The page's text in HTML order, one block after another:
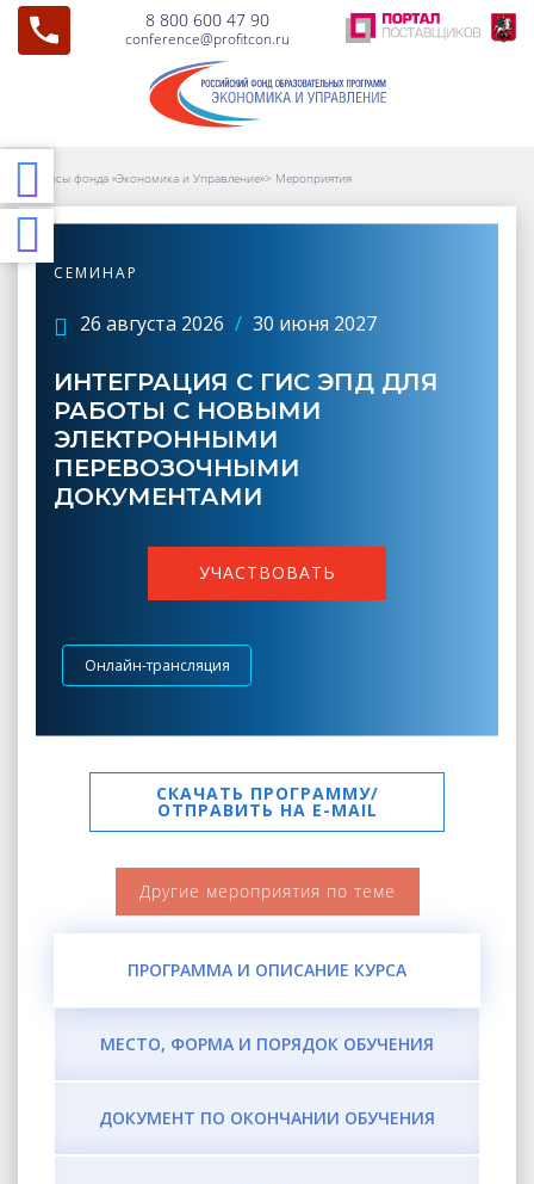
8 800 600 47 90
conference@profitcon.ru
Курсы фонда «Экономика и Управление»> Мероприятия
СЕМИНАР
26 августа 2026 / 30 июня 2027
ИНТЕГРАЦИЯ С ГИС ЭПД ДЛЯ
РАБОТЫ С НОВЫМИ
ЭЛЕКТРОННЫМИ
ПЕРЕВОЗОЧНЫМИ
ДОКУМЕНТАМИ
УЧАСТВОВАТЬ
Онлайн-трансляция
СКАЧАТЬ ПРОГРАММУ/
ОТПРАВИТЬ НА E-MAIL
Другие мероприятия по теме
ПРОГРАММА И ОПИСАНИЕ КУРСА
МЕСТО, ФОРМА И ПОРЯДОК ОБУЧЕНИЯ
ДОКУМЕНТ ПО ОКОНЧАНИИ ОБУЧЕНИЯ